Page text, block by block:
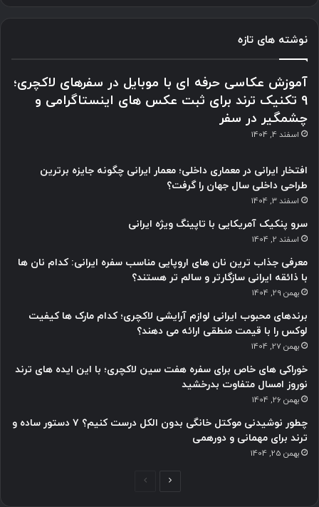
نوشته های تازه
آموزش عکاسی حرفه ای با موبایل در سفرهای لاکچری؛
9 تکنیک ترند برای ثبت عکس های اینستاگرامی و
چشمگیر در سفر
اسفند 4, 1404
افتخار ایرانی در معماری داخلی؛ معمار ایرانی چگونه جایزه برترین
طراحی داخلی سال جهان را گرفت؟
اسفند 3, 1404
سرو پنکیک آمریکایی با تاپینگ ویژه ایرانی
اسفند 2, 1404
معرفی جذاب ترین نان های اروپایی مناسب سفره ایرانی: کدام نان ها
با ذائقه ایرانی سازگارتر و سالم تر هستند؟
بهمن 29, 1404
برندهای محبوب ایرانی لوازم آرایشی لاکچری؛ کدام مارک ها کیفیت
لوکس را با قیمت منطقی ارائه می دهند؟
بهمن 27, 1404
خوراکی های خاص برای سفره هفت سین لاکچری؛ با این ایده های ترند
نوروز امسال متفاوت بدرخشید
بهمن 26, 1404
چطور نوشیدنی موکتل خانگی بدون الکل درست کنیم؟ ۷ دستور ساده و
ترند برای مهمانی و دورهمی
بهمن 25, 1404
صفحه
صفحه